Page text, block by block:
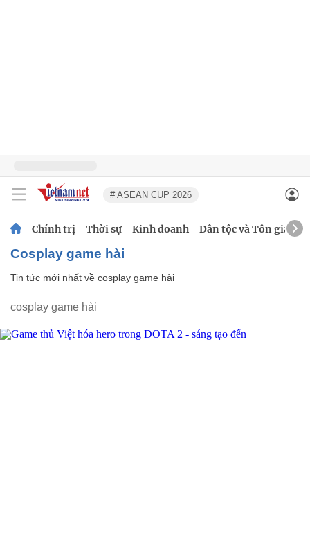
# ASEAN CUP 2026
Chính trị Thời sự Kinh doanh Dân tộc và Tôn giáo
cosplay game hài
Tin tức mới nhất về cosplay game hài
cosplay game hài